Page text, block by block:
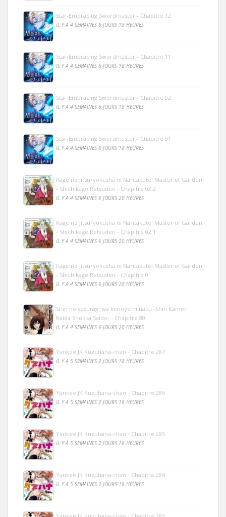
Star-Embracing Swordmaster - Chapitre 12
IL Y A 4 SEMAINES 6 JOURS 18 HEURES
Star-Embracing Swordmaster - Chapitre 11
IL Y A 4 SEMAINES 6 JOURS 18 HEURES
Star-Embracing Swordmaster - Chapitre 02
IL Y A 4 SEMAINES 6 JOURS 18 HEURES
Star-Embracing Swordmaster - Chapitre 01
IL Y A 4 SEMAINES 6 JOURS 18 HEURES
Kage no Jitsuryokusha ni Naritakute! Master of Garden
- Shichikage Retsuden - Chapitre 02.2
IL Y A 4 SEMAINES 6 JOURS 20 HEURES
Kage no Jitsuryokusha ni Naritakute! Master of Garden
- Shichikage Retsuden - Chapitre 02.1
IL Y A 4 SEMAINES 6 JOURS 20 HEURES
Kage no Jitsuryokusha ni Naritakute! Master of Garden
- Shichikage Retsuden - Chapitre 01
IL Y A 4 SEMAINES 6 JOURS 20 HEURES
Shin no yasuragi wa konoyo ni naku -Shin Kamen
Raida Shokka Saido- - Chapitre 80
IL Y A 4 SEMAINES 6 JOURS 20 HEURES
Yankee JK Kuzuhana-chan - Chapitre 287
IL Y A 5 SEMAINES 2 JOURS 18 HEURES
Yankee JK Kuzuhana-chan - Chapitre 286
IL Y A 5 SEMAINES 2 JOURS 18 HEURES
Yankee JK Kuzuhana-chan - Chapitre 285
IL Y A 5 SEMAINES 2 JOURS 18 HEURES
Yankee JK Kuzuhana-chan - Chapitre 284
IL Y A 5 SEMAINES 2 JOURS 18 HEURES
Yankee JK Kuzuhana-chan - Chapitre 283